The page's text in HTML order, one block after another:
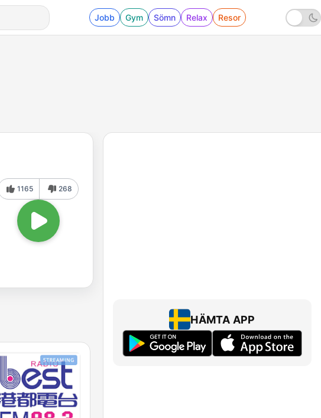
Jobb Gym Sömn Relax Resor
1165 268
HÄMTA APP